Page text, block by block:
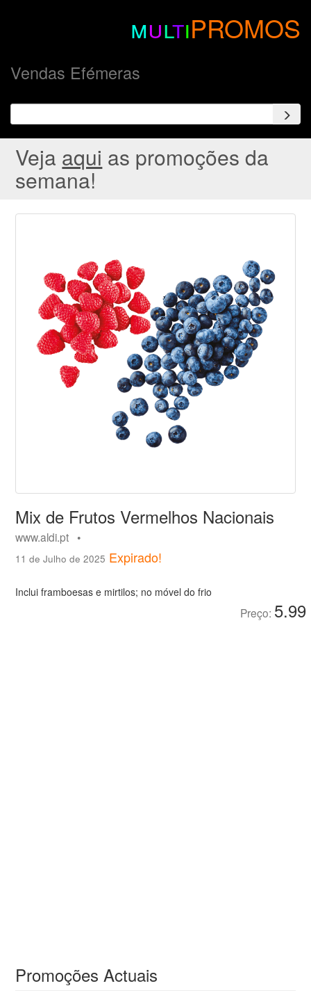
multiPROMOS
Vendas Efémeras
Veja aqui as promoções da
semana!
Mix de Frutos Vermelhos Nacionais
www.aldi.pt •
11 de Julho de 2025 Expirado!
Inclui framboesas e mirtilos; no móvel do frio
Preço: 5.99
Promoções Actuais